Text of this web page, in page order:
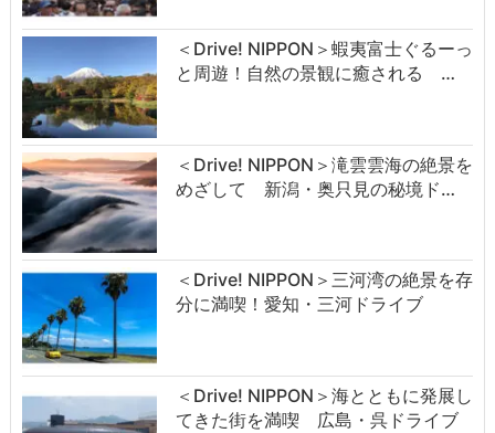
＜Drive! NIPPON＞蝦夷富士ぐるーっ
と周遊！自然の景観に癒される …
＜Drive! NIPPON＞滝雲雲海の絶景を
めざして 新潟・奥只見の秘境ド…
＜Drive! NIPPON＞三河湾の絶景を存
分に満喫！愛知・三河ドライブ
＜Drive! NIPPON＞海とともに発展し
てきた街を満喫 広島・呉ドライブ